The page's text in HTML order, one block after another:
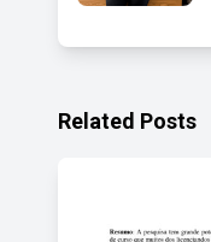
Related Posts